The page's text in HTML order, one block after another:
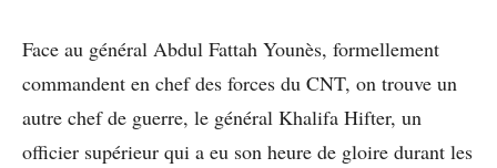
Face au général Abdul Fattah Younès, formellement
commandent en chef des forces du CNT, on trouve un
autre chef de guerre, le général Khalifa Hifter, un
officier supérieur qui a eu son heure de gloire durant les